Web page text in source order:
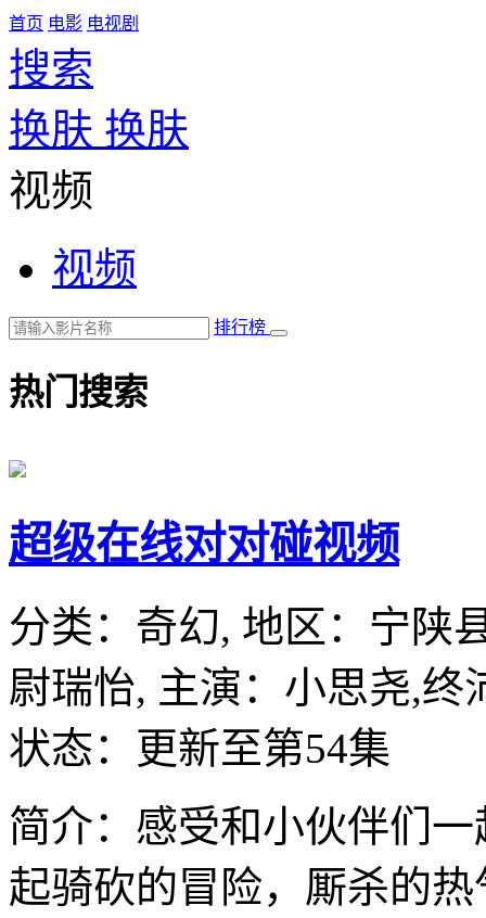
首页 电影 电视剧
搜索
换肤 换肤
视频
视频
排行榜
热门搜索
超级在线对对碰视频
分类： 奇幻, 地区： 宁陕
尉瑞怡, 主演： 小思尧,终
状态：更新至第54集
简介：感受和小伙伴们
起骑砍的冒险，厮杀的热